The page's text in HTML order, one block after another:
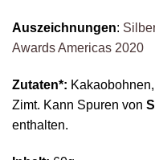
Auszeichnungen:
Awards Americas 2020
Zutaten*:
Zimt. Kann Spuren von
enthalten.